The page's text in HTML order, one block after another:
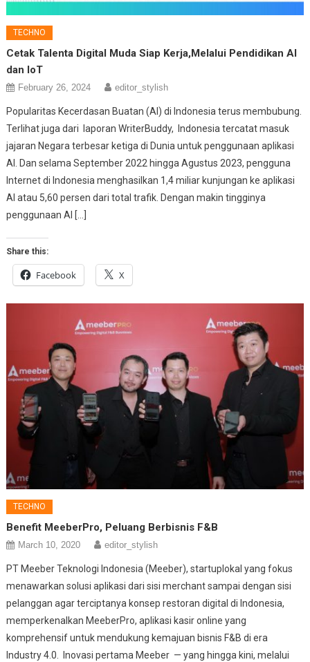
TECHNO
Cetak Talenta Digital Muda Siap Kerja,Melalui Pendidikan AI
dan IoT
February 26, 2024 editor_stylish
Popularitas Kecerdasan Buatan (AI) di Indonesia terus membubung.
Terlihat juga dari laporan WriterBuddy, Indonesia tercatat masuk
jajaran Negara terbesar ketiga di Dunia untuk penggunaan aplikasi
AI. Dan selama September 2022 hingga Agustus 2023, pengguna
Internet di Indonesia menghasilkan 1,4 miliar kunjungan ke aplikasi
AI atau 5,60 persen dari total trafik. Dengan makin tingginya
penggunaan AI […]
Share this:
Facebook X
TECHNO
Benefit MeeberPro, Peluang Berbisnis F&B
March 10, 2020 editor_stylish
PT Meeber Teknologi Indonesia (Meeber), startuplokal yang fokus
menawarkan solusi aplikasi dari sisi merchant sampai dengan sisi
pelanggan agar terciptanya konsep restoran digital di Indonesia,
memperkenalkan MeeberPro, aplikasi kasir online yang
komprehensif untuk mendukung kemajuan bisnis F&B di era
Industry 4.0. Inovasi pertama Meeber — yang hingga kini, melalui